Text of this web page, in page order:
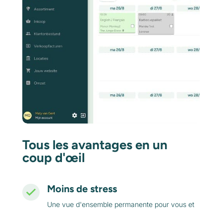
Tous les avantages en un
coup d'œil
Moins de stress
Une vue d'ensemble permanente pour vous et